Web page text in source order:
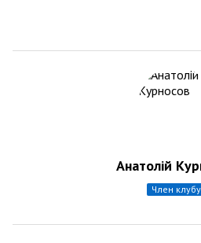
Анатолій
член клубу